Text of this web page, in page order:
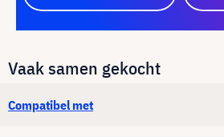
Vaak samen gekocht
Compatibel met